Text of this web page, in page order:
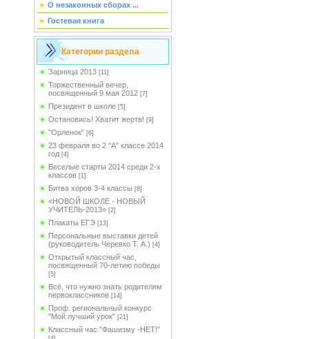
О незаконных сборах ...
Гостевая книга
Категории раздела
Зарница 2013 [11]
Торжественный вечер,
посвященный 9 мая 2012 [7]
Президент в школе [5]
Остановись! Хватит жертв! [9]
"Орленок" [6]
23 февраля во 2 "А" классе 2014
год [4]
Веселые старты 2014 среди 2-х
классов [1]
Битва хоров 3-4 классы [8]
«НОВОЙ ШКОЛЕ - НОВЫЙ
УЧИТЕЛЬ-2013» [2]
Плакаты ЕГЭ [13]
Персональные выставки детей
(руководитель Черевко Т. А.) [4]
Открытый классный час,
посвященный 70-летию победы
[5]
Всё, что нужно знать родителям
первоклассников [14]
Проф. региональный конкурс
"Мой лучший урок" [21]
Классный час "Фашизму -НЕТ!"